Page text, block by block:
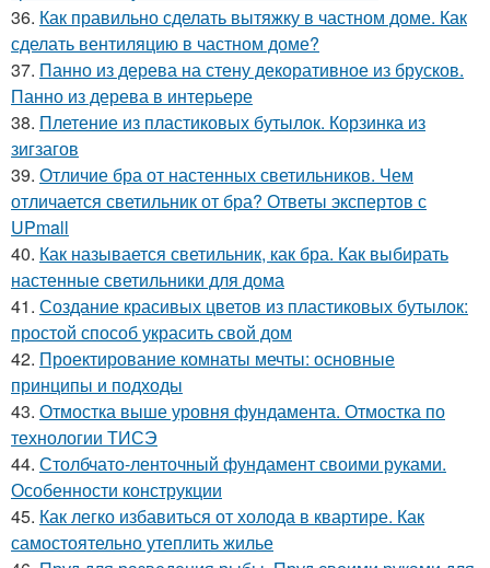
36. Как правильно сделать вытяжку в частном доме. Как
сделать вентиляцию в частном доме?
37. Панно из дерева на стену декоративное из брусков.
Панно из дерева в интерьере
38. Плетение из пластиковых бутылок. Корзинка из
зигзагов
39. Отличие бра от настенных светильников. Чем
отличается светильник от бра? Ответы экспертов с
UPmall
40. Как называется светильник, как бра. Как выбирать
настенные светильники для дома
41. Создание красивых цветов из пластиковых бутылок:
простой способ украсить свой дом
42. Проектирование комнаты мечты: основные
принципы и подходы
43. Отмостка выше уровня фундамента. Отмостка по
технологии ТИСЭ
44. Столбчато-ленточный фундамент своими руками.
Особенности конструкции
45. Как легко избавиться от холода в квартире. Как
самостоятельно утеплить жилье